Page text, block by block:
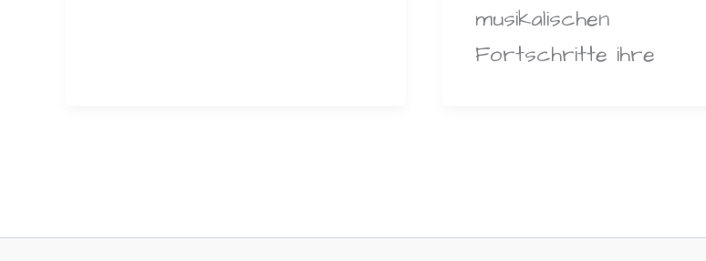
musikalischen
Fortschritte ihre